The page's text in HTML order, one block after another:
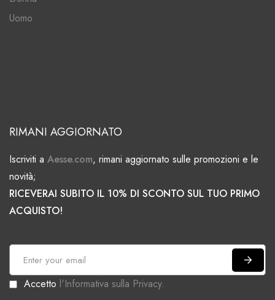
Uomo
RIMANI AGGIORNATO
Iscriviti a Aesse.com, rimani aggiornato sulle promozioni e le
novità;
RICEVERAI SUBITO IL 10% DI SCONTO SUL TUO PRIMO
ACQUISTO!
c
Accetto l'Informativa sulla Privacy.